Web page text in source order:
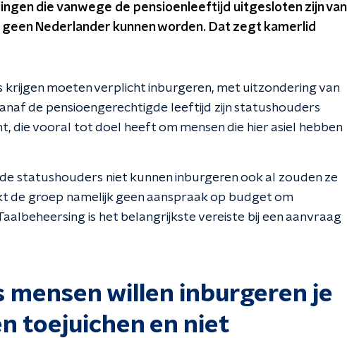
die vanwege de pensioenleeftijd uitgesloten zijn van
Nederlander kunnen worden. Dat zegt kamerlid
moeten verplicht inburgeren, met uitzondering van
de pensioengerechtigde leeftijd zijn statushouders
die vooral tot doel heeft om mensen die hier asiel hebben
statushouders niet kunnen inburgeren ook al zouden ze
de groep namelijk geen aanspraak op budget om
is het belangrijkste vereiste bij een aanvraag
mensen willen inburgeren je
toejuichen en niet